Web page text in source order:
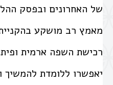
של האחרונים ובפסק
מאמץ רב מושקע בהקניית
רכישת השפה ארמית
יאפשרו ללומדת להמשיך